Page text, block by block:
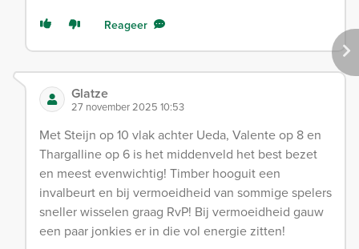
Reageer
Glatze
27 november 2025 10:53
Met Steijn op 10 vlak achter Ueda, Valente op 8 en
Thargalline op 6 is het middenveld het best bezet
en meest evenwichtig! Timber hooguit een
invalbeurt en bij vermoeidheid van sommige spelers
sneller wisselen graag RvP! Bij vermoeidheid gauw
een paar jonkies er in die vol energie zitten!